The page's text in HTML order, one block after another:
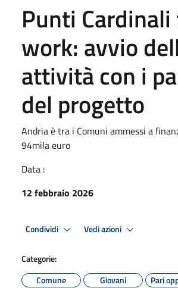
Punti
work: avvio
attività con i
del progetto
Andria è tra i Comuni ammessi a
94mila euro
Data :
12 febbraio 2026
Condividi Vedi azioni
Categorie:
Comune
Giovani Pari